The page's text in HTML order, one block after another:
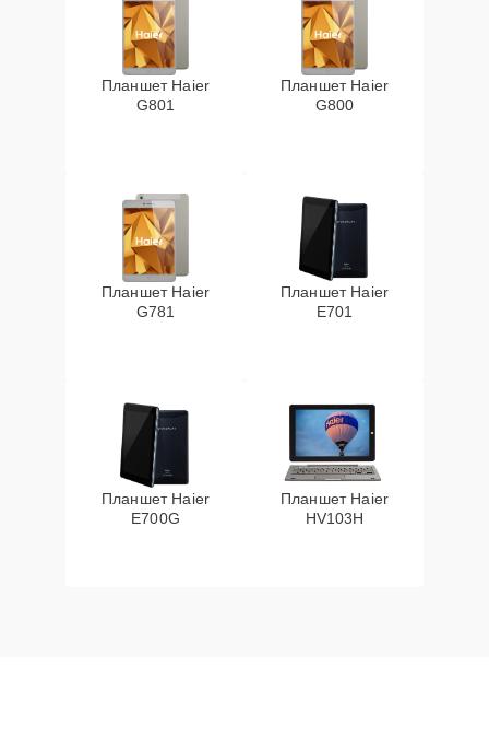
Планшет Haier
G801
Планшет Haier
G800
Планшет Haier
G781
Планшет Haier
E701
Планшет Haier
E700G
Планшет Haier
HV103H